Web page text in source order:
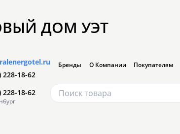
ДОМ УЭТ
228-18-62
228-18-62
Бренды О Компании Покупателям